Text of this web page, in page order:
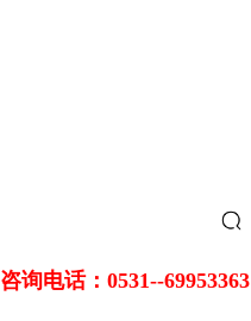
咨询电话：0531--69953363